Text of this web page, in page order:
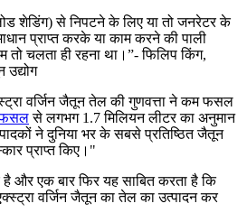
शेडिंग) से निपटने के लिए या तो जनरेटर के
प्राप्त करके या काम करने की पाली
चलता ही रहना था।
- फिलिप किंग,
उद्योग
वर्जिन जैतून तेल की गुणवत्ता ने कम फसल
से लगभग 1.7 मिलियन लीटर का अनुमान
ने दुनिया भर के सबसे प्रतिष्ठित जैतून
प्राप्त किए।"
और एक बार फिर यह साबित करता है कि
वर्जिन जैतून का तेल का उत्पादन कर